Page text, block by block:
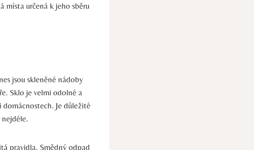
místa⁢ určená ​k jeho ⁣sběru
jsou skleněné nádoby
Sklo je velmi odolné a
Je ​důležité​
pravidla. Smědný‌ odpad‍